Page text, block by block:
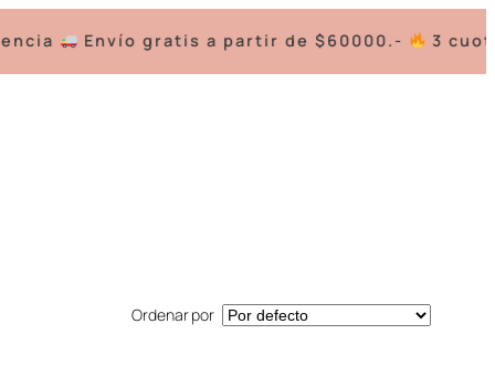
gratis a partir de $60000.- 3 cuotas s/
Ordenar por